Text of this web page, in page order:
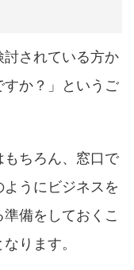
されている方か
か？」というご
ちろん、窓口で
ようにビジネスを
備をしておくこ
ります。